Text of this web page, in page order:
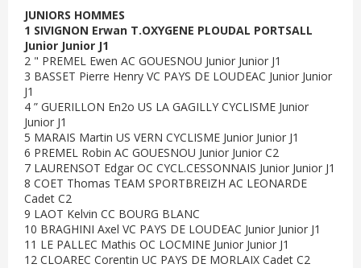
JUNIORS HOMMES
1 SIVIGNON Erwan T.OXYGENE PLOUDAL PORTSALL
Junior Junior J1
2 " PREMEL Ewen AC GOUESNOU Junior Junior J1
3 BASSET Pierre Henry VC PAYS DE LOUDEAC Junior Junior
J1
4 ” GUERILLON En2o US LA GAGILLY CYCLISME Junior
Junior J1
5 MARAIS Martin US VERN CYCLISME Junior Junior J1
6 PREMEL Robin AC GOUESNOU Junior Junior C2
7 LAURENSOT Edgar OC CYCL.CESSONNAIS Junior Junior J1
8 COET Thomas TEAM SPORTBREIZH AC LEONARDE
Cadet C2
9 LAOT Kelvin CC BOURG BLANC
10 BRAGHINI Axel VC PAYS DE LOUDEAC Junior Junior J1
11 LE PALLEC Mathis OC LOCMINE Junior Junior J1
12 CLOAREC Corentin UC PAYS DE MORLAIX Cadet C2